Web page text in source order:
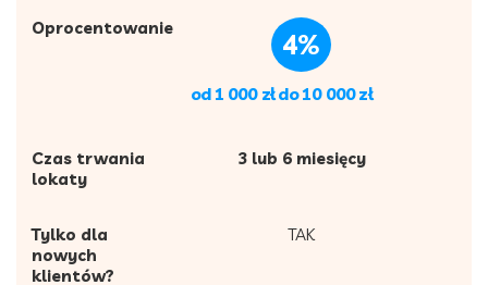
Oprocentowanie
4%
od 1 000 zł do 10 000 zł
Czas trwania
lokaty
3 lub 6 miesięcy
Tylko dla
nowych
klientów?
TAK